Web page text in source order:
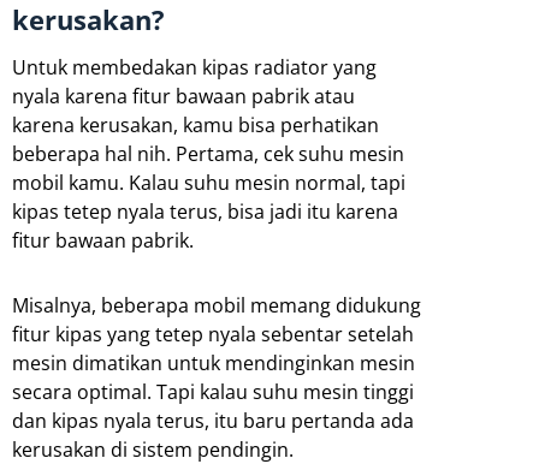
kerusakan?
Untuk membedakan kipas radiator yang
nyala karena fitur bawaan pabrik atau
karena kerusakan, kamu bisa perhatikan
beberapa hal nih. Pertama, cek suhu mesin
mobil kamu. Kalau suhu mesin normal, tapi
kipas tetep nyala terus, bisa jadi itu karena
fitur bawaan pabrik.
Misalnya, beberapa mobil memang didukung
fitur kipas yang tetep nyala sebentar setelah
mesin dimatikan untuk mendinginkan mesin
secara optimal. Tapi kalau suhu mesin tinggi
dan kipas nyala terus, itu baru pertanda ada
kerusakan di sistem pendingin.